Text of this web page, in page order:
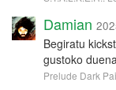
Damian
Begiratu
gustoko
Prelude Dark